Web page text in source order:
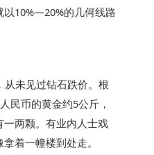
10%—20%的几何线路
未见过钻石跌价。根
民币的黄金约5公斤，
两颗。有业内人士戏
着一幢楼到处走。